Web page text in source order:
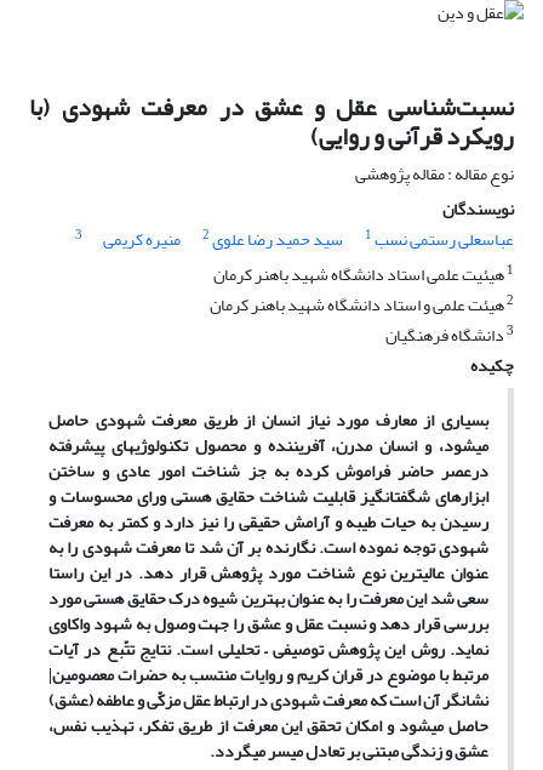
نسبت‌شناسی عقل و عشق در معرفت شهودی (با
رویکرد قرآنی و روایی)
نوع مقاله : مقاله پژوهشی
نویسندگان
عباسعلی رستمی نسب1 سید حمید رضا علوی2 منیره کریمی
3
1هیئیت علمی استاد دانشگاه شهید باهنر کرمان
2هیئت علمی و استاد دانشگاه شهید باهنر کرمان
3دانشگاه فرهنگیان
چکیده
بسیاری از معارف مورد نیاز انسان از طریق معرفت شهودی حاصل
می‏شود، و انسان مدرن، آفریننده و محصول تکنولوژیهای پیشرفته
درعصر حاضر فراموش کرده به جز شناخت امور عادی و ساختن
ابزارهای شگفت‏انگیز قابلیت شناخت حقایق هستی ورای محسوسات و
رسیدن به حیات طیبه و آرامش حقیقی را نیز دارد و کمتر به معرفت
شهودی توجه نموده است. نگارنده بر آن شد تا معرفت شهودی را به
عنوان عالی‏ترین نوع شناخت مورد پژوهش قرار دهد. در این راستا
سعی شد این معرفت را به عنوان بهترین شیوه درک حقایق هستی مورد
بررسی قرار دهد و نسبت عقل و عشق را جهت وصول به شهود واکاوی
نماید. روش این پژوهش توصیفی–تحلیلی است. نتایج تتّبع در آیات
مرتبط با موضوع در قران کریم و روایات منتسب به حضرات معصومین|
نشانگر آن است که معرفت شهودی در ارتباط عقل مزکّی و عاطفه (عشق)
حاصل می‏شود و امکان تحقق این معرفت از طریق تفکر، تهذیب نفس،
عشق و زندگی مبتنی بر تعادل میسر می‏گردد.